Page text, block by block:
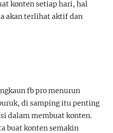
konten setiap hari, hal
akan terlihat aktif dan
fb pro menurun
di samping itu penting
dalam membuat konten.
buat konten semakin